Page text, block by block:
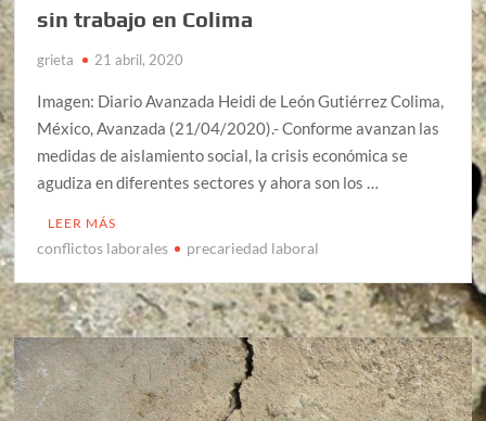
sin trabajo en Colima
grieta 21 abril, 2020
Imagen: Diario Avanzada Heidi de León Gutiérrez Colima,
México, Avanzada (21/04/2020).- Conforme avanzan las
medidas de aislamiento social, la crisis económica se
agudiza en diferentes sectores y ahora son los …
LEER MÁS
conflictos laborales precariedad laboral